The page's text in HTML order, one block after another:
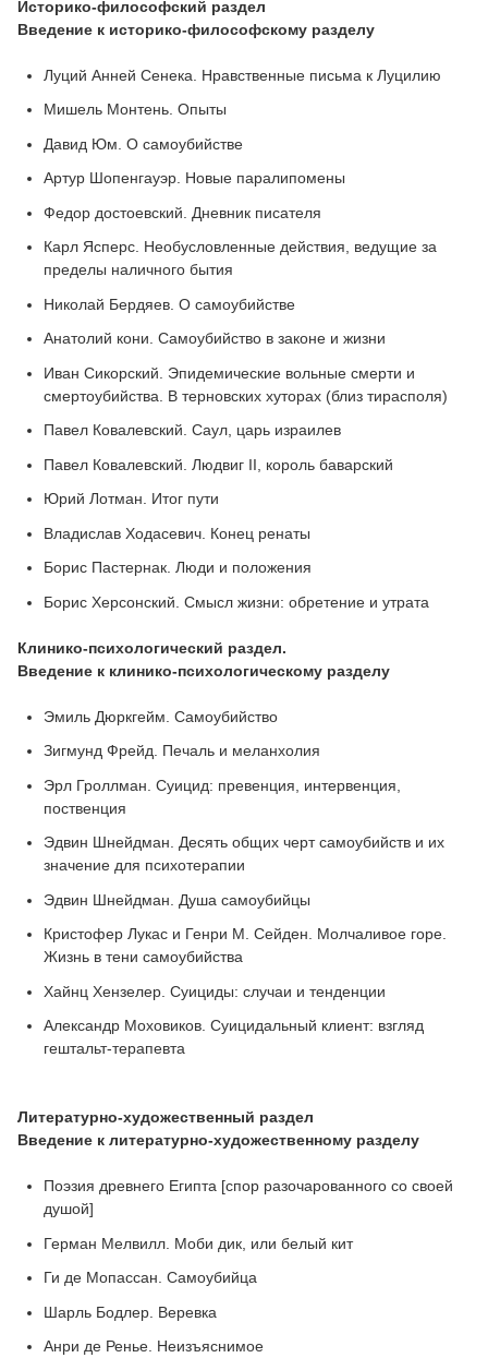
Историко-философский раздел
Введение к историко-философскому разделу
Луций Анней Сенека. Нравственные письма к Луцилию
Мишель Монтень. Опыты
Давид Юм. О самоубийстве
Артур Шопенгауэр. Новые паралипомены
Федор достоевский. Дневник писателя
Карл Ясперс. Необусловленные действия, ведущие за
пределы наличного бытия
Николай Бердяев. О самоубийстве
Анатолий кони. Самоубийство в законе и жизни
Иван Сикорский. Эпидемические вольные смерти и
смертоубийства. В терновских хуторах (близ тирасполя)
Павел Ковалевский. Саул, царь израилев
Павел Ковалевский. Людвиг II, король баварский
Юрий Лотман. Итог пути
Владислав Ходасевич. Конец ренаты
Борис Пастернак. Люди и положения
Борис Херсонский. Смысл жизни: обретение и утрата
Клинико-психологический раздел.
Введение к клинико-психологическому разделу
Эмиль Дюркгейм. Самоубийство
Зигмунд Фрейд. Печаль и меланхолия
Эрл Гроллман. Суицид: превенция, интервенция,
поственция
Эдвин Шнейдман. Десять общих черт самоубийств и их
значение для психотерапии
Эдвин Шнейдман. Душа самоубийцы
Кристофер Лукас и Генри М. Сейден. Молчаливое горе.
Жизнь в тени самоубийства
Хайнц Хензелер. Суициды: случаи и тенденции
Александр Моховиков. Суицидальный клиент: взгляд
гештальт-терапевта
Литературно-художественный раздел
Введение к литературно-художественному разделу
Поэзия древнего Египта [спор разочарованного со своей
душой]
Герман Мелвилл. Моби дик, или белый кит
Ги де Мопассан. Самоубийца
Шарль Бодлер. Веревка
Анри де Ренье. Неизъяснимое